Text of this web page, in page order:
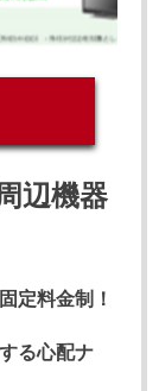
辺機器
定料金制！
る心配ナ